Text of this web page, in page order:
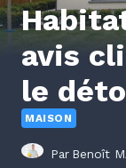
avis
le
MAISON
Par Benoît